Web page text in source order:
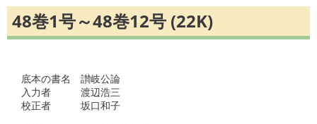
48巻1号～48巻12号 (22K)
底本の書名　讃岐公論
入力者　　　渡辺浩三
校正者　　　坂口和子